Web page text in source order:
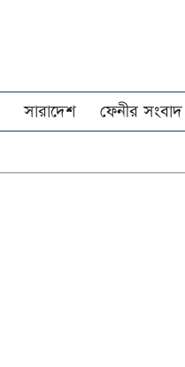
সারাদেশ ফেনীর সংবাদ